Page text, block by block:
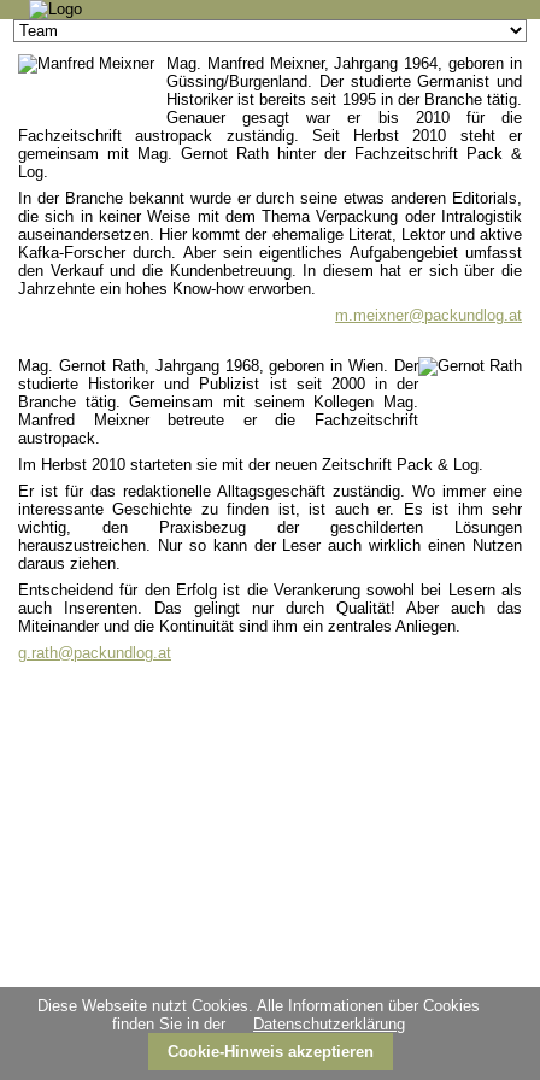
Navigation
überspringen
Mag. Manfred Meixner, Jahrgang 1964, geboren in
Güssing/Burgenland. Der studierte Germanist und
Historiker ist bereits seit 1995 in der Branche tätig.
Genauer gesagt war er bis 2010 für die
Fachzeitschrift austropack zuständig. Seit Herbst 2010 steht er
gemeinsam mit Mag. Gernot Rath hinter der Fachzeitschrift Pack &
Log.
In der Branche bekannt wurde er durch seine etwas anderen Editorials,
die sich in keiner Weise mit dem Thema Verpackung oder Intralogistik
auseinandersetzen. Hier kommt der ehemalige Literat, Lektor und aktive
Kafka-Forscher durch. Aber sein eigentliches Aufgabengebiet umfasst
den Verkauf und die Kundenbetreuung. In diesem hat er sich über die
Jahrzehnte ein hohes Know-how erworben.
m.meixner@packundlog.at
Mag. Gernot Rath, Jahrgang 1968, geboren in Wien. Der
studierte Historiker und Publizist ist seit 2000 in der
Branche tätig. Gemeinsam mit seinem Kollegen Mag.
Manfred Meixner betreute er die Fachzeitschrift
austropack.
Im Herbst 2010 starteten sie mit der neuen Zeitschrift Pack & Log.
Er ist für das redaktionelle Alltagsgeschäft zuständig. Wo immer eine
interessante Geschichte zu finden ist, ist auch er. Es ist ihm sehr
wichtig, den Praxisbezug der geschilderten Lösungen
herauszustreichen. Nur so kann der Leser auch wirklich einen Nutzen
daraus ziehen.
Entscheidend für den Erfolg ist die Verankerung sowohl bei Lesern als
auch Inserenten. Das gelingt nur durch Qualität! Aber auch das
Miteinander und die Kontinuität sind ihm ein zentrales Anliegen.
g.rath@packundlog.at
Diese Webseite nutzt Cookies. Alle Informationen über Cookies
finden Sie in der
Datenschutzerklärung
Cookie-Hinweis akzeptieren